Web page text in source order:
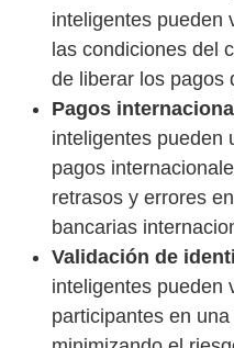
inteligentes pueden
las condiciones del
de liberar los pagos
Pagos
inteligentes pueden
pagos
retrasos y errores
bancarias
Validación de
inteligentes pueden
participantes en